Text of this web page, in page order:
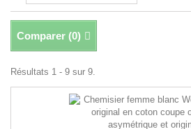
Comparer (0)
Résultats 1 - 9 sur 9.